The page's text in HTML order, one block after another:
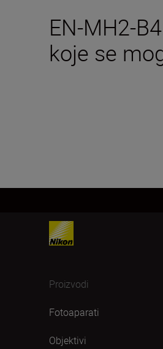
EN-MH2-
koje se
Proizvodi
Fotoaparati
Objektivi